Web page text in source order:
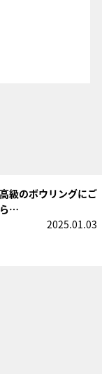
級のボウリングにご
…
2025.01.03